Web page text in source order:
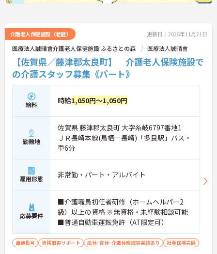
介護老人保健施設（老健） 更新日：2025年11月21日
医療法人誠晴會介護老人保健施設 ふるさとの森 医療法人誠晴會
【佐賀県／藤津郡太良町】 介護老人保険施設で
の介護スタッフ募集《パート》
給料 時給1,050円～1,050円
勤務地
佐賀県 藤津郡太良町 大字糸岐6797番地1
ＪＲ長崎本線(鳥栖－長崎)「多良駅」バス・
車6分
雇用形態 非常勤・パート・アルバイト
応募要件
■介護職員初任者研修（ホームヘルパー2
級）以上の資格 ※無資格・未経験相談可能
■普通自動車運転免許（AT限定可）
車通勤可 資格取得サポート 産休･育休･介護休暇取得実績あり 社会保険完備